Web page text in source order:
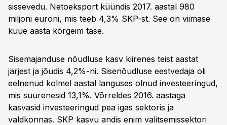
sissevedu. Netoeksport küündis 2017. aastal 980
miljoni euroni, mis teeb 4,3% SKP-st. See on viimase
kuue aasta kõrgeim tase.
Sisemajanduse nõudluse kasv kiirenes teist aastat
järjest ja jõudis 4,2%-ni. Sisenõudluse eestvedaja oli
eelnenud kolmel aastal languses olnud investeeringud,
mis suurenesid 13,1%. Võrreldes 2016. aastaga
kasvasid investeeringud pea igas sektoris ja
valdkonnas. SKP kasvu andis enim valitsemissektori